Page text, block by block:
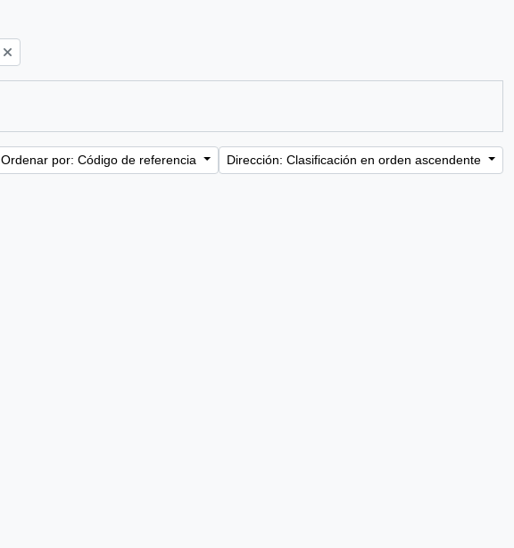
Ordenar por: Código de referencia Dirección: Clasificación en orden ascendente